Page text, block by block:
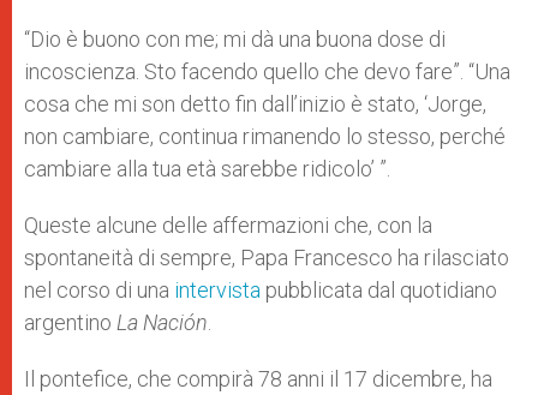
p
p
g
e
r
o
k
r
“Dio è buono con me; mi dà una buona dose di
incoscienza. Sto facendo quello che devo fare”. “Una
cosa che mi son detto fin dall’inizio è stato, ‘Jorge,
non cambiare, continua rimanendo lo stesso, perché
cambiare alla tua età sarebbe ridicolo’ ”.
Queste alcune delle affermazioni che, con la
spontaneità di sempre, Papa Francesco ha rilasciato
nel corso di una intervista pubblicata dal quotidiano
argentino La Nación
Il pontefice, che compirà 78 anni il 17 dicembre, ha